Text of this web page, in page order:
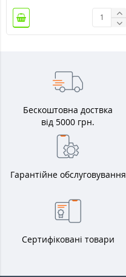
Бескоштовна доствка
від 5000 грн.
Гарантійне обслуговування
Сертифіковані товари